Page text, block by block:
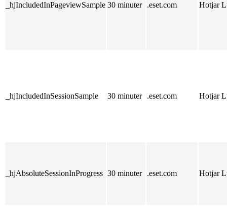
_hjIncludedInPageviewSample 30 minuter .eset.com Hotjar
_hjIncludedInSessionSample 30 minuter .eset.com Hotjar
_hjAbsoluteSessionInProgress 30 minuter .eset.com Hotjar